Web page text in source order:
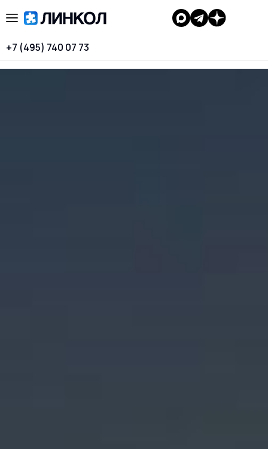
+7 (495) 740 07 73